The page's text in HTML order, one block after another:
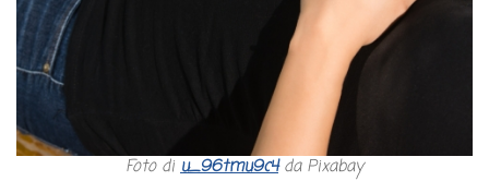
Foto di u_96tmu9c4da Pixabay